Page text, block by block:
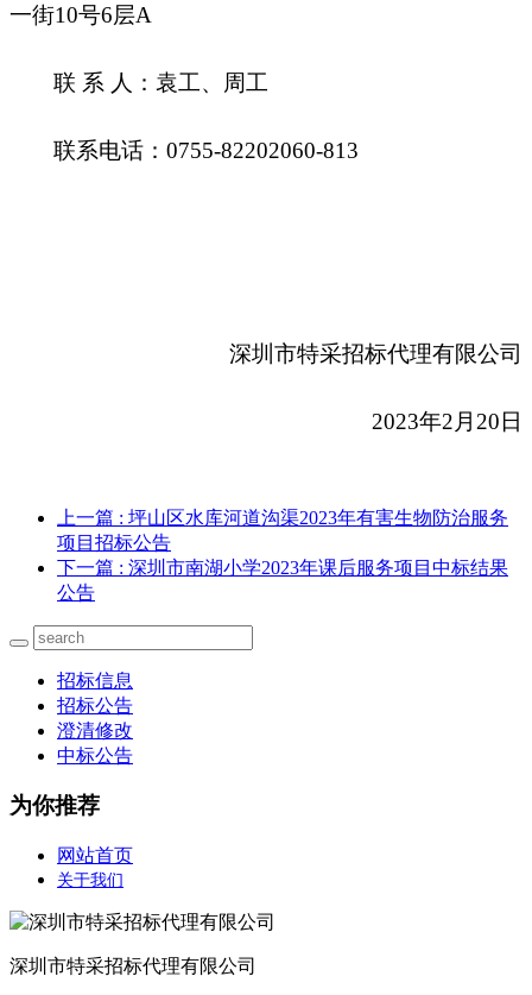
一街10号6层A
联 系 人：袁工、周工
联系电话： 0755-82202060-813
深圳市特采招标代理有限公司
2023年2 月 20日
上一篇 : 坪山区水库河道沟渠2023年有害生物防治服务
项目招标公告
下一篇 : 深圳市南湖小学2023年课后服务项目中标结果
公告
招标信息
招标公告
澄清修改
中标公告
为你推荐
网站首页
关于我们
深圳市特采招标代理有限公司